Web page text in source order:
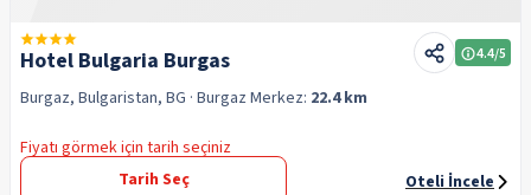
Hotel Bulgaria Burgas 4.4/5
Burgaz, Bulgaristan, BG · Burgaz Merkez: 22.4 km
Fiyatı görmek için tarih seçiniz
Tarih Seç
Oteli İncele